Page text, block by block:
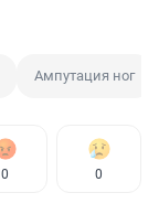
Ампутация ног
0 0